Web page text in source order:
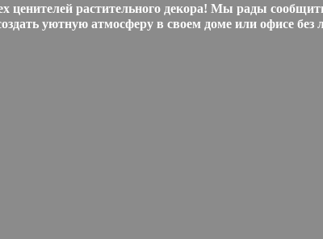
ценителей растительного декора! Мы рады
уютную атмосферу в своем доме или офисе